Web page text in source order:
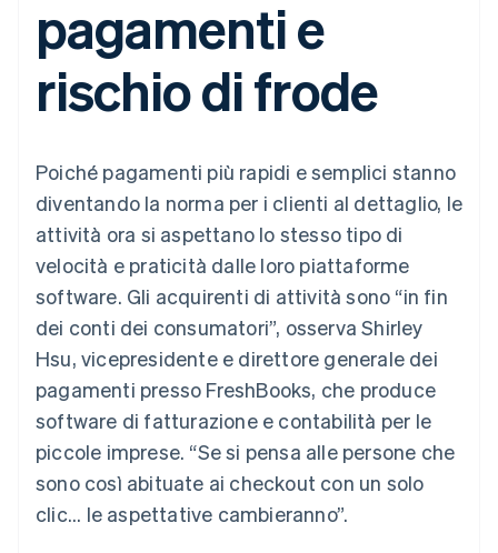
flessibile
Metodi di
pagamento
Accesso a
oltre 125
Terminal
Authorization
Boost
Accettazione
ottimizzata
Pagamento
accelerato
Connections
Conti finanziari
collegati
della contabilità
Stripe Sigma
personalizzati
Data Pipeline
Product roadmap
Scopri cosa ti aspetta
Gestione del denaro
Piattaforme
SaaS
Creator economy
Gaming
Ospitalità, viaggi e
tempo libero
Assicurazione
Media e
intrattenimento
Organizzazioni non
profit
Servizi professionali
Pubblica
amministrazione
Commercio al dettaglio
Gestire gli
abbonamenti
Offrire addebiti in base
all'utilizzo
Emettere carte
garantite da stablecoin
gestisci i servizi con gli
agenti
Risorse
Integrazioni app
Esempi di codice
Blog per sviluppatori
Stato dell'API
Roadmap del prodotto
Conferenza annuale
Sessions
Lavora con noi
Sala stampa
Recapiti
Contattaci
Diventa nostro partner
pagamenti e
rischio di frode
Poiché pagamenti più rapidi e semplici stanno
diventando la norma per i clienti al dettaglio, le
attività ora si aspettano lo stesso tipo di
velocità e praticità dalle loro piattaforme
software. Gli acquirenti di attività sono “in fin
dei conti dei consumatori”, osserva Shirley
Hsu, vicepresidente e direttore generale dei
pagamenti presso FreshBooks, che produce
software di fatturazione e contabilità per le
piccole imprese. “Se si pensa alle persone che
sono così abituate ai checkout con un solo
clic... le aspettative cambieranno”.